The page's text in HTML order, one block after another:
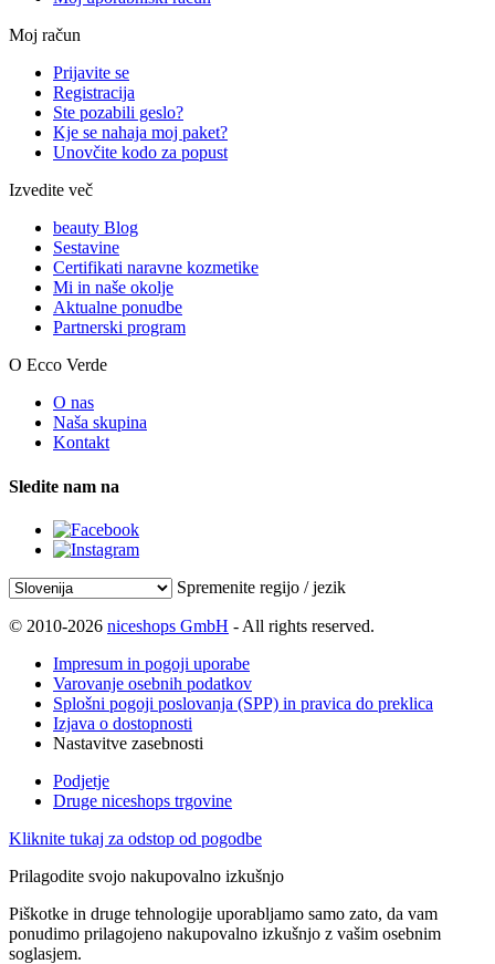
Moj račun
Prijavite se
Registracija
Ste pozabili geslo?
Kje se nahaja moj paket?
Unovčite kodo za popust
Izvedite več
beauty Blog
Sestavine
Certifikati naravne kozmetike
Mi in naše okolje
Aktualne ponudbe
Partnerski program
O Ecco Verde
O nas
Naša skupina
Kontakt
Sledite nam na
Spremenite regijo / jezik
© 2010-2026 niceshops GmbH - All rights reserved.
Impresum in pogoji uporabe
Varovanje osebnih podatkov
Splošni pogoji poslovanja (SPP) in pravica do preklica
Izjava o dostopnosti
Nastavitve zasebnosti
Podjetje
Druge niceshops trgovine
Kliknite tukaj za odstop od pogodbe
Prilagodite svojo nakupovalno izkušnjo
Piškotke in druge tehnologije uporabljamo samo zato, da vam
ponudimo prilagojeno nakupovalno izkušnjo z vašim osebnim
soglasjem.